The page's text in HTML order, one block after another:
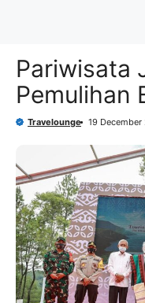
Pariwisata
Pemulihan
Travelounge 19